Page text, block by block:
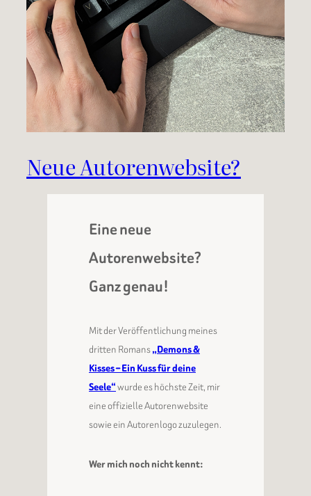
Neue Autorenwebsite?
Eine neue
Autorenwebsite?
Ganz genau!
Mit der Veröffentlichung meines
dritten Romans„Demons &
Kisses – Ein Kuss für deine
Seele“wurde es höchste Zeit, mir
eine offizielle Autorenwebsite
sowie ein Autorenlogo zuzulegen.
Wer mich noch nicht kennt: